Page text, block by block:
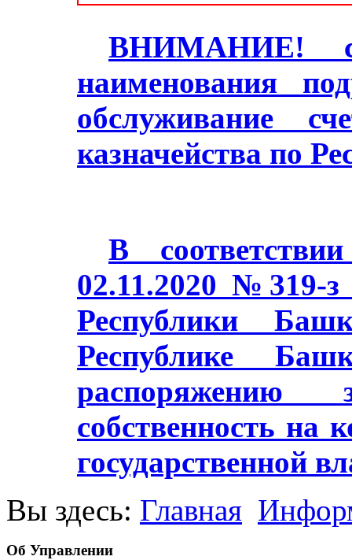
ВНИМАНИЕ! с
наименования
обслуживание
казначейства по
В
02.11.2020 №319-
Республики
Республике
распоряжению
собственность на
государственной
Вы здесь: Главная
Об Управлении